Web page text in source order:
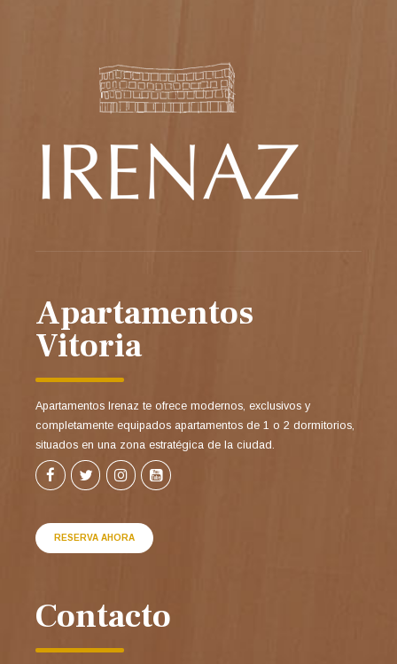
Apartamentos
Vitoria
Apartamentos Irenaz te ofrece modernos, exclusivos y
completamente equipados apartamentos de 1 o 2 dormitorios,
situados en una zona estratégica de la ciudad.
RESERVA AHORA
Contacto